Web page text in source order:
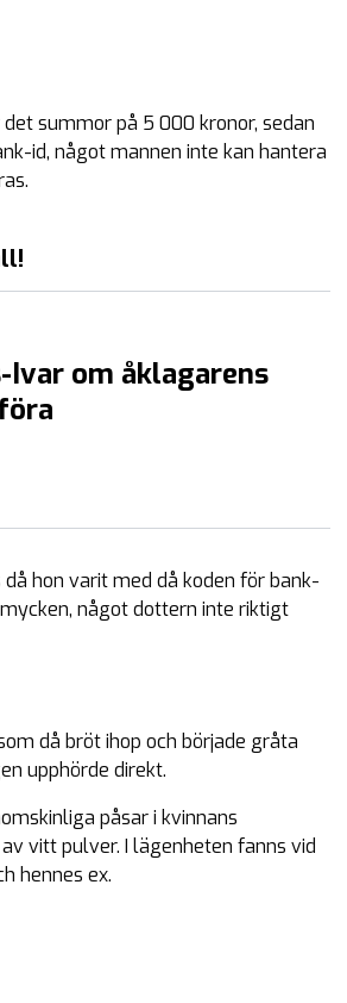
summor på 5 000 kronor, sedan
id, något mannen inte kan hantera
Ivar om åklagarens
hon varit med då koden för bank-
något dottern inte riktigt
då bröt ihop och började gråta
upphörde direkt.
påsar i kvinnans
vitt pulver. I lägenheten fanns vid
hennes ex.